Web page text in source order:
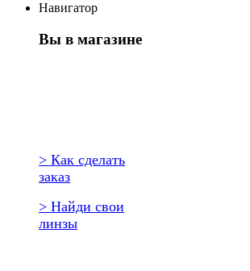
Навигатор
Вы в магазине
> Как сделать
заказ
> Найди свои
линзы